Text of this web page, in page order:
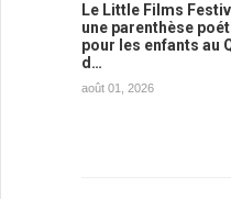
Le Little Films
une parenthèse
pour les enfants au
d…
août 01, 2026